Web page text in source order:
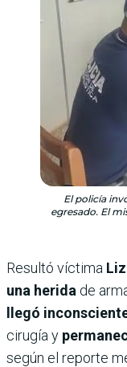
El policía
egresado. El
Resultó víctima
una herida de
llegó
cirugía y
según el reporte